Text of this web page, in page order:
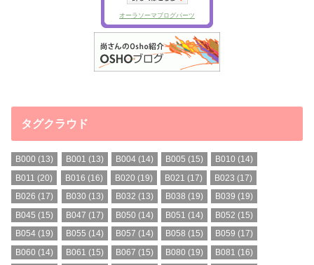
タグクラウド
B000 (13) B001 (13) B004(14) B005 (15) B010 (14)
B011 (20) B016 (16) B020 (19) B021 (17) B023 (17)
B026 (17) B030 (13) B032 (13) B038 (19) B039 (19)
B045 (15) B047 (17) B050 (14) B051 (14) B052 (15)
B054 (19) B055 (14) B057 (14) B058 (15) B059 (17)
B060 (14) B061 (15) B067 (15) B080 (19) B081 (16)